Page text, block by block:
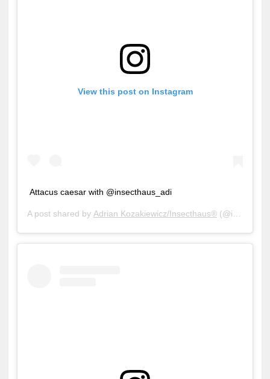
View this post on Instagram
Attacus caesar with @insecthaus_adi
A post shared by Adrian Kozakiewicz/Insecthaus® (@insecthaus_adi) on